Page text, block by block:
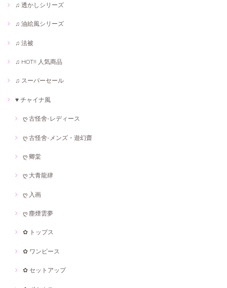
♫ 透かしシリーズ
♫ 油絵風シリーズ
♫ 法被
♫ HOT!! 人気商品
♫ スーパーセール
♥ チャイナ風
ღ 古怪舍-レディース
ღ 古怪舍-メンズ・遊幻齋
ღ 卿棠
ღ 大青龍肆
ღ 入画
ღ 塵煙雲夢
✿ トップス
✿ ワンピース
✿ セットアップ